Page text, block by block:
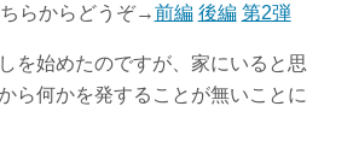
らからどうぞ→前編 後編 第2弾
を始めたのですが、家にいると思
ら何かを発することが無いことに